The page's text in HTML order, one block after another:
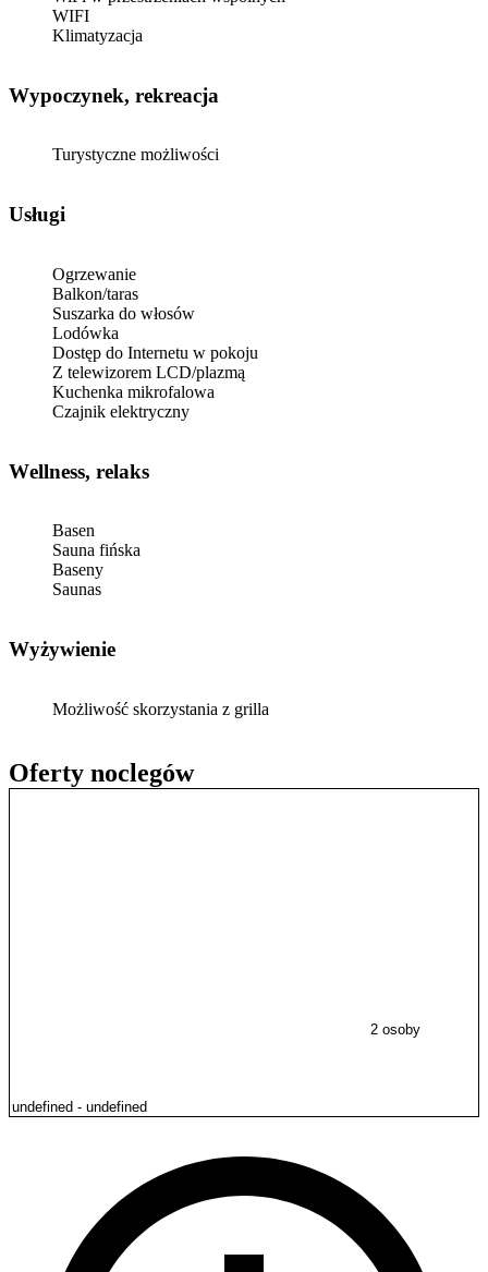
Oferty noclegów
2 osoby
WIFI
Klimatyzacja
Wypoczynek, rekreacja
Turystyczne możliwości
Usługi
Ogrzewanie
Balkon/taras
Suszarka do włosów
Lodówka
Dostęp do Internetu w pokoju
Z telewizorem LCD/plazmą
Kuchenka mikrofalowa
Czajnik elektryczny
Wellness, relaks
Basen
Sauna fińska
Baseny
Saunas
Wyżywienie
Możliwość skorzystania z grilla